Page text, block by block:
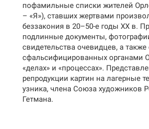
пофамильные списки жителей
– «Я»), ставших жертвами
беззакония в 20–50-е годы ХХ в.
подлинные документы,
свидетельства очевидцев, а
сфальсифицированных органами
«делах» и «процессах».
репродукции картин на лагерные
узника, члена Союза художников
Гетмана.